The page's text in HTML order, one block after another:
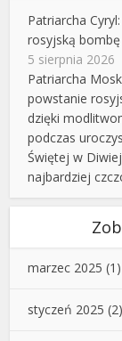
Patriarcha
rosyjską
5 sierpnia 2026
Patriarcha
powstanie
dzięki
podczas
Świętej w
najbardziej
marzec 2025 (1)
styczeń 2025 (2)